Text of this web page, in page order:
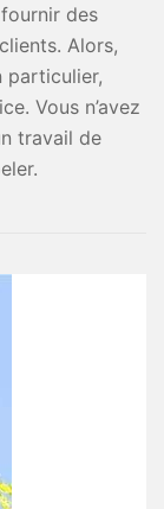
fournir des
Alors,
particulier,
Vous n’avez
travail de